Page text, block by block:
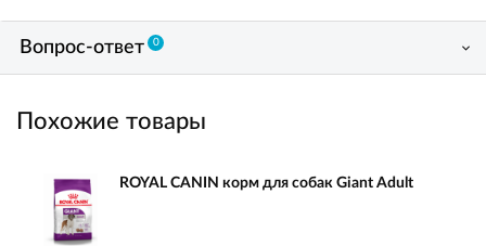
Вопрос-ответ 0
Похожие товары
ROYAL CANIN корм для собак Giant Adult